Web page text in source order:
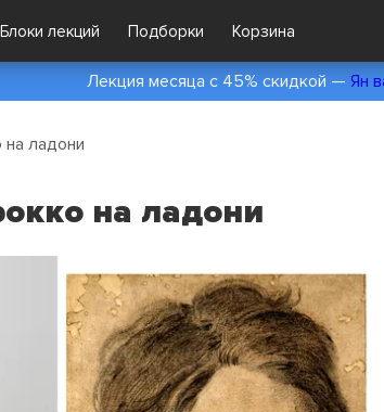
Блоки лекций Подборки Корзина
Лекция месяца с 45% скидкой — Ян
ладони
на ладони